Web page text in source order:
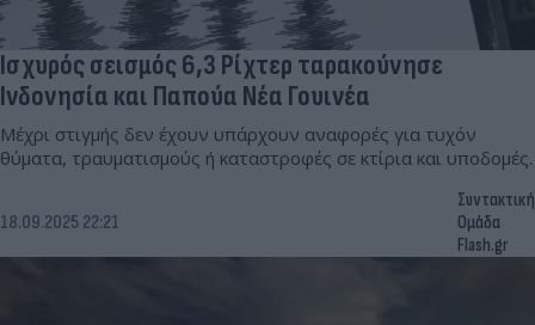
Ισχυρός σεισμός 6,3 Ρίχτερ ταρακούνησε
Ινδονησία και Παπούα Νέα Γουινέα
Μέχρι στιγμής δεν έχουν υπάρχουν αναφορές για τυχόν
θύματα, τραυματισμούς ή καταστροφές σε κτίρια και υποδομές.
18.09.2025 22:21
Συντακτική
Ομάδα
Flash.gr